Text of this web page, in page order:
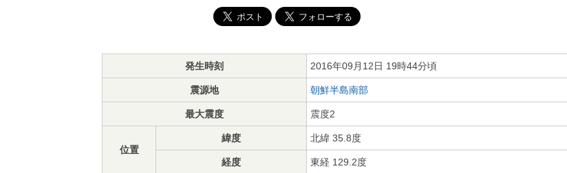
発生時刻 2016年09月12日 19時44分頃
震源地 朝鮮半島南部
最大震度 震度2
位置
緯度 北緯 35.8度
経度 東経 129.2度